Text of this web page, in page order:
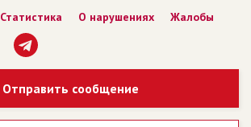
Статистика О нарушениях
Жалобы
Отправить сообщение